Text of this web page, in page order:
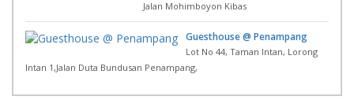
Jalan Mohimboyon Kibas
Guesthouse @ Penampang
Lot No 44, Taman Intan, Lorong
Intan 1,Jalan Duta Bundusan Penampang,